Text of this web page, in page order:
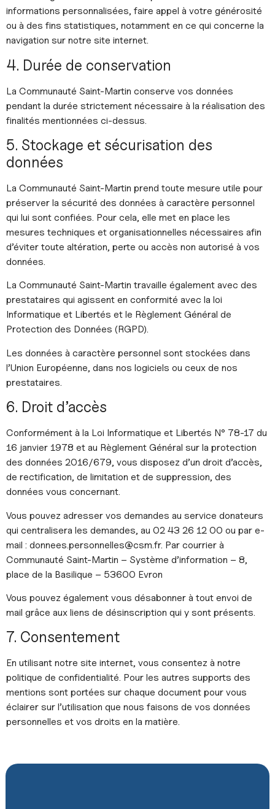
informations personnalisées, faire appel à votre générosité
ou à des fins statistiques, notamment en ce qui concerne la
navigation sur notre site internet.
4. Durée de conservation
La Communauté Saint-Martin conserve vos données
pendant la durée strictement nécessaire à la réalisation des
finalités mentionnées ci-dessus.
5. Stockage et sécurisation des
données
La Communauté Saint-Martin prend toute mesure utile pour
préserver la sécurité des données à caractère personnel
qui lui sont confiées. Pour cela, elle met en place les
mesures techniques et organisationnelles nécessaires afin
d’éviter toute altération, perte ou accès non autorisé à vos
données.
La Communauté Saint-Martin travaille également avec des
prestataires qui agissent en conformité avec la loi
Informatique et Libertés et le Règlement Général de
Protection des Données (RGPD).
Les données à caractère personnel sont stockées dans
l’Union Européenne, dans nos logiciels ou ceux de nos
prestataires.
6. Droit d’accès
Conformément à la Loi Informatique et Libertés N° 78-17 du
16 janvier 1978 et au Règlement Général sur la protection
des données 2016/679, vous disposez d’un droit d’accès,
de rectification, de limitation et de suppression, des
données vous concernant.
Vous pouvez adresser vos demandes au service donateurs
qui centralisera les demandes, au 02 43 26 12 00 ou par e-
mail : donnees.personnelles@csm.fr. Par courrier à
Communauté Saint-Martin – Système d’information – 8,
place de la Basilique – 53600 Evron
Vous pouvez également vous désabonner à tout envoi de
mail grâce aux liens de désinscription qui y sont présents.
7. Consentement
En utilisant notre site internet, vous consentez à notre
politique de confidentialité. Pour les autres supports des
mentions sont portées sur chaque document pour vous
éclairer sur l’utilisation que nous faisons de vos données
personnelles et vos droits en la matière.